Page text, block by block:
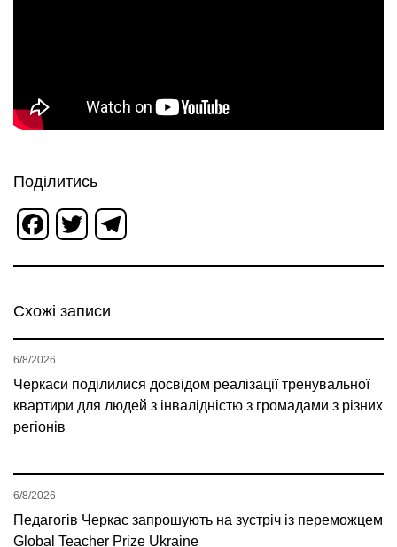
Поділитись
Facebook
Twitter
Схожі записи
Черкаси поділилися досвідом реалізації тренувальної
квартири для людей з інвалідністю з громадами з різних
регіонів
6/8/2026
Педагогів Черкас запрошують на зустріч із переможцем
Global Teacher Prize Ukraine
6/8/2026